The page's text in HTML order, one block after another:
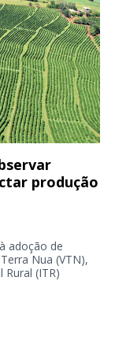
produção
adoção de
Nua (VTN),
(ITR)